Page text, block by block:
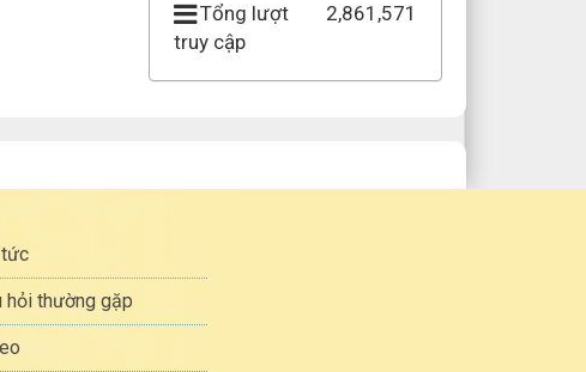
Tổng lượt
truy cập
2,861,571
hỏi thường gặp